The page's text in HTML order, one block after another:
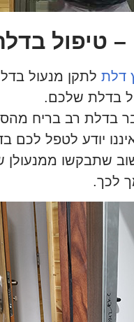
– טיפול
דלת לתקן מנעול
בדלת שלכם.
בדלת רב בריח
יודע לטפל
שתבקשו
לכך.